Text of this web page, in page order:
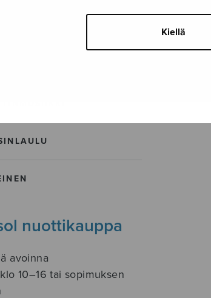
Kiellä
nuottikauppa
avoinna
10–16 tai sopimuksen